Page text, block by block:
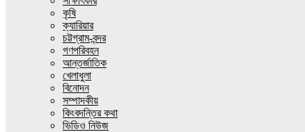
কৃষি
ক্যারিয়ার
চট্টগ্রাম-বন্দর
গণপরিবহন
আন্তর্জাতিক
খেলাধুলা
বিনোদন
সম্পাদকীয়
কিংবদন্তির কথা
ভিডিও নিউজ